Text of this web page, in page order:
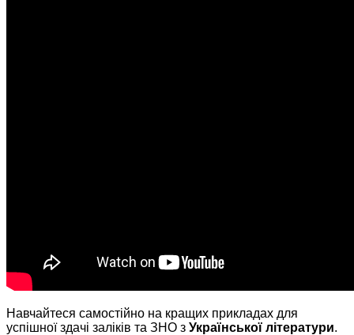
Навчайтеся самостійно на кращих прикладах для
успішної здачі заліків та ЗНО з Української літератури.